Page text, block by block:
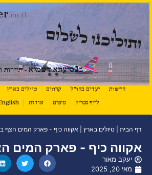
.co.il
ותוליכנו לשלום
בנסיעתא דשמיא- תיירות
חדשות יעדים בחו"ל קרוזים טיולים בארץ
לייף סטייל
טיפים אודות
דף הבית טיולים בארץ אקווה כיף - פארק המים הצף
אקווה כיף - פארק המים
יעקב מאור
מאי 20, 2025